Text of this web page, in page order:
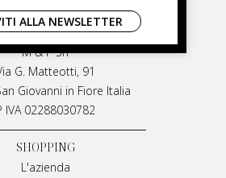
MIRARCHI
M & P Srl
G. Matteotti, 91
Giovanni in Fiore Italia
IVA 02288030782
SHOPPING
L'azienda
ALLA NEWSLETTER